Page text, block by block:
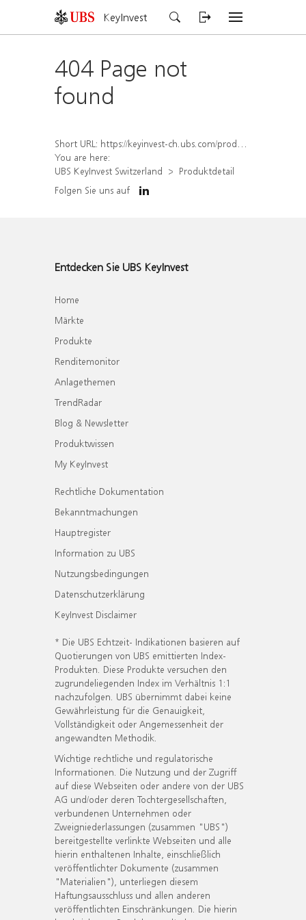
KeyInvest
404 Page not
found
Short URL: https://keyinvest-ch.ubs.com/produkt/detail/index/isin/CH1558311036
You are here:
UBS KeyInvest Switzerland
Produktdetail
Folgen Sie uns auf
Entdecken Sie UBS KeyInvest
Home
Märkte
Produkte
Renditemonitor
Anlagethemen
TrendRadar
Blog & Newsletter
Produktwissen
My KeyInvest
Rechtliche Dokumentation
Bekanntmachungen
Hauptregister
Information zu UBS
Nutzungsbedingungen
Datenschutzerklärung
KeyInvest Disclaimer
* Die UBS Echtzeit- Indikationen basieren auf
Quotierungen von UBS emittierten Index-
Produkten. Diese Produkte versuchen den
zugrundeliegenden Index im Verhältnis 1:1
nachzufolgen. UBS übernimmt dabei keine
Gewährleistung für die Genauigkeit,
Vollständigkeit oder Angemessenheit der
angewandten Methodik.
Wichtige rechtliche und regulatorische
Informationen. Die Nutzung und der Zugriff
auf diese Webseiten oder andere von der UBS
AG und/oder deren Tochtergesellschaften,
verbundenen Unternehmen oder
Zweigniederlassungen (zusammen "UBS")
bereitgestellte verlinkte Webseiten und alle
hierin enthaltenen Inhalte, einschließlich
veröffentlichter Dokumente (zusammen
"Materialien"), unterliegen diesem
Haftungsausschluss und allen anderen
veröffentlichten Einschränkungen. Die hierin